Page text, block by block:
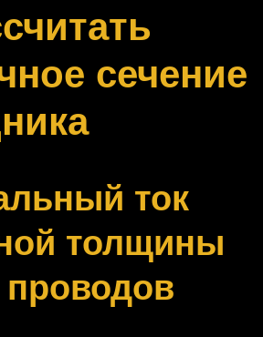
сечение
ток
толщины